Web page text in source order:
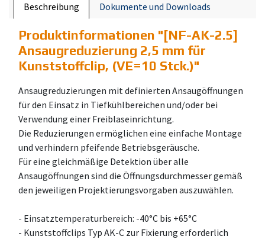
Beschreibung Dokumente und Downloads
Produktinformationen " [NF-AK-2.5]
Ansaugreduzierung 2,5 mm für
Kunststoffclip, (VE=10 Stck.)"
Ansaugreduzierungen mit definierten Ansaugöffnungen
für den Einsatz in Tiefkühlbereichen und/oder bei
Verwendung einer Freiblaseinrichtung.
Die Reduzierungen ermöglichen eine einfache Montage
und verhindern pfeifende Betriebsgeräusche.
Für eine gleichmäßige Detektion über alle
Ansaugöffnungen sind die Öffnungsdurchmesser gemäß
den jeweiligen Projektierungsvorgaben auszuwählen.
- Einsatztemperaturbereich: -40°C bis +65°C
- Kunststoffclips Typ AK-C zur Fixierung erforderlich